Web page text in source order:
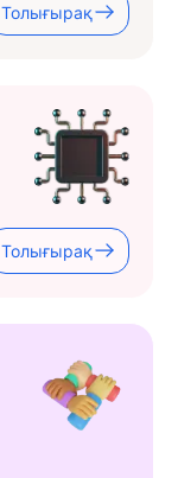
Толығырақ
Толығырақ